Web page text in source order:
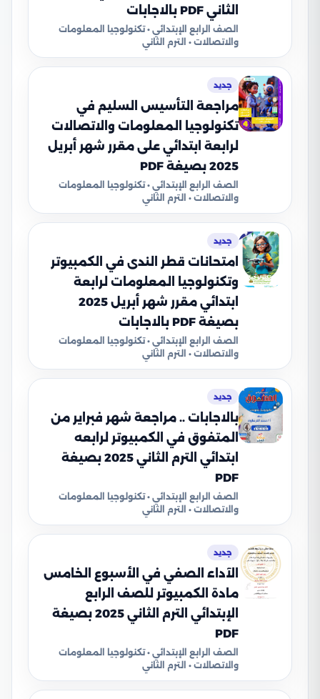
الثاني PDF بالاجابات
الصف الرابع الإبتدائي • تكنولوجيا المعلومات
والاتصالات • الترم الثاني
جديد
مراجعة التأسيس السليم في
تكنولوجيا المعلومات والاتصالات
لرابعة ابتدائي على مقرر شهر أبريل
2025 بصيغة PDF
الصف الرابع الإبتدائي • تكنولوجيا المعلومات
والاتصالات • الترم الثاني
جديد
امتحانات قطر الندى في الكمبيوتر
وتكنولوجيا المعلومات لرابعة
ابتدائي مقرر شهر أبريل 2025
بصيغة PDF بالاجابات
الصف الرابع الإبتدائي • تكنولوجيا المعلومات
والاتصالات • الترم الثاني
جديد
بالاجابات .. مراجعة شهر فبراير من
المتفوق في الكمبيوتر لرابعه
ابتدائي الترم الثاني 2025 بصيغة
PDF
الصف الرابع الإبتدائي • تكنولوجيا المعلومات
والاتصالات • الترم الثاني
جديد
الآداء الصفي في الأسبوع الخامس
مادة الكمبيوتر للصف الرابع
الإبتدائي الترم الثاني 2025 بصيغة
PDF
الصف الرابع الإبتدائي • تكنولوجيا المعلومات
والاتصالات • الترم الثاني